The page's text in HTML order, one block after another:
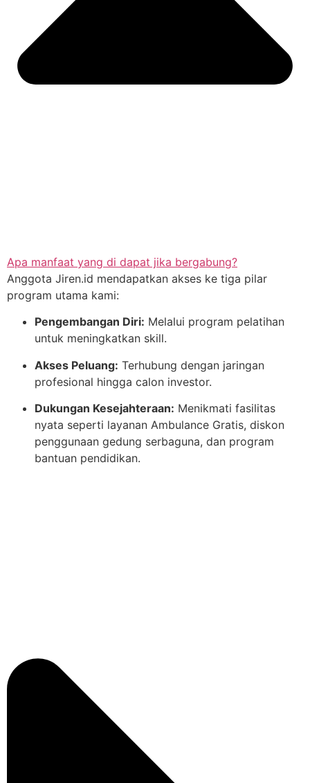
Apa manfaat yang di dapat jika bergabung?
Anggota Jiren.id mendapatkan akses ke tiga pilar
program utama kami:
Pengembangan Diri: Melalui program pelatihan
untuk meningkatkan skill.
Akses Peluang: Terhubung dengan jaringan
profesional hingga calon investor.
Dukungan Kesejahteraan: Menikmati fasilitas
nyata seperti layanan Ambulance Gratis, diskon
penggunaan gedung serbaguna, dan program
bantuan pendidikan.